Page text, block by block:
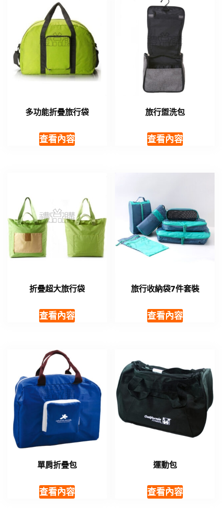
多功能折疊旅行袋
查看內容
旅行盥洗包
查看內容
折疊超大旅行袋
查看內容
旅行收納袋7件套裝
查看內容
單肩折疊包
查看內容
運動包
查看內容